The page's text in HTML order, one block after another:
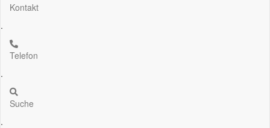
Kontakt
.
Telefon
.
Suche
.